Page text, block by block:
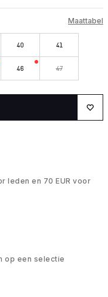
Maattabel
40 41
46 47
leden en 70 EUR voor
op een selectie